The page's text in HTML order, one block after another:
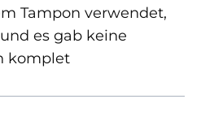
Tampon verwendet,
es gab keine
komplet